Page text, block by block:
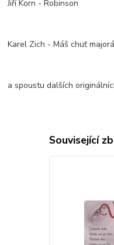
Jiří Korn - Robinson
Karel Zich - Máš chuť
a spoustu dalších
Související